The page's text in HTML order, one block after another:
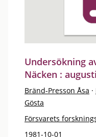
Undersökning
Näcken :
Bränd-Presson Åsa ·
Gösta
Försvarets
1981-10-01